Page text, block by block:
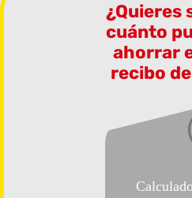
¿Quieres
cuánto
ahorrar
recibo